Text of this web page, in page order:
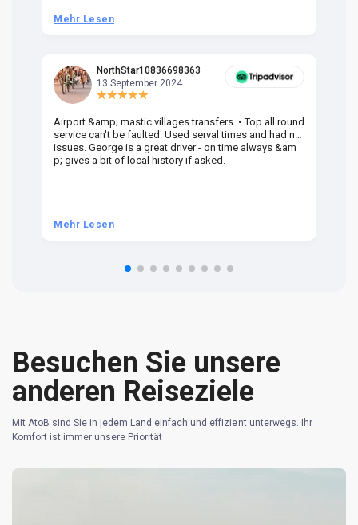
Mehr Lesen
NorthStar10836698363
13 September 2024
Airport &amp; mastic villages transfers. • Top all round
service can't be faulted. Used serval times and had no
issues. George is a great driver - on time always &am
p; gives a bit of local history if asked.
Mehr Lesen
Besuchen Sie unsere
anderen Reiseziele
Mit AtoB sind Sie in jedem Land einfach und effizient unterwegs. Ihr
Komfort ist immer unsere Priorität